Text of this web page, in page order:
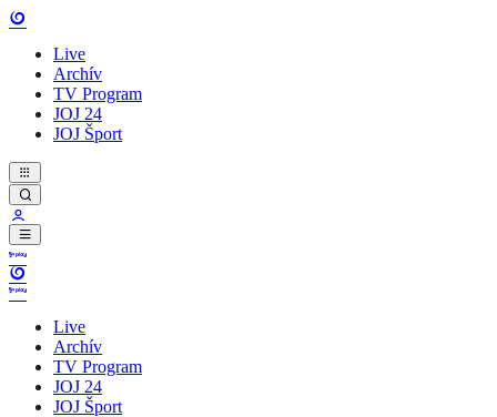
Live
Archív
TV Program
JOJ 24
JOJ Šport
Live
Archív
TV Program
JOJ 24
JOJ Šport